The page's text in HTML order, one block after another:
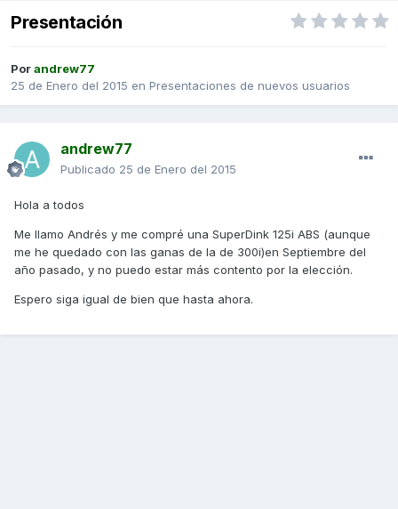
Presentación
Porandrew77
25 de Enero del 2015 en Presentaciones de nuevos usuarios
andrew77
Publicado 25 de Enero del 2015
Hola a todos
Me llamo Andrés y me compré una SuperDink 125i ABS (aunque
me he quedado con las ganas de la de 300i)en Septiembre del
año pasado, y no puedo estar más contento por la elección.
Espero siga igual de bien que hasta ahora.